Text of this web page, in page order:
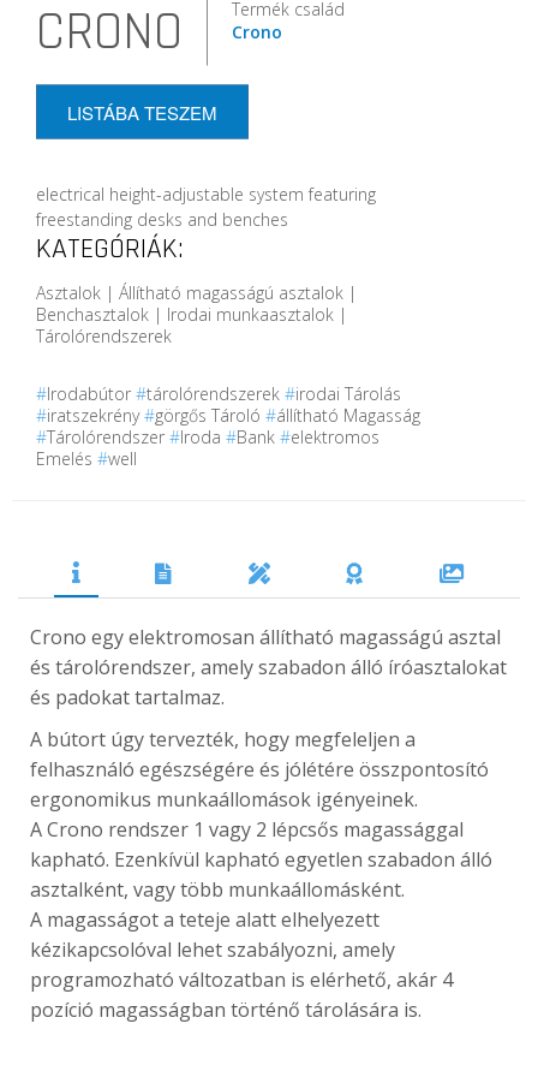
CRONO
Termék család
Crono
LISTÁBA TESZEM
electrical height-adjustable system featuring
freestanding desks and benches
KATEGÓRIÁK:
Asztalok | Állítható magasságú asztalok |
Benchasztalok | Irodai munkaasztalok |
Tárolórendszerek
#Irodabútor #tárolórendszerek #irodai Tárolás
#iratszekrény#görgős Tároló #állítható Magasság
#Tárolórendszer #Iroda #Bank #elektromos
Emelés #well
Crono egy elektromosan állítható magasságú asztal
és tárolórendszer, amely szabadon álló íróasztalokat
és padokat tartalmaz.
A bútort úgy tervezték, hogy megfeleljen a
felhasználó egészségére és jólétére összpontosító
ergonomikus munkaállomások igényeinek.
A Crono rendszer 1 vagy 2 lépcsős magassággal
kapható. Ezenkívül kapható egyetlen szabadon álló
asztalként, vagy több munkaállomásként.
A magasságot a teteje alatt elhelyezett
kézikapcsolóval lehet szabályozni, amely
programozható változatban is elérhető, akár 4
pozíció magasságban történő tárolására is.